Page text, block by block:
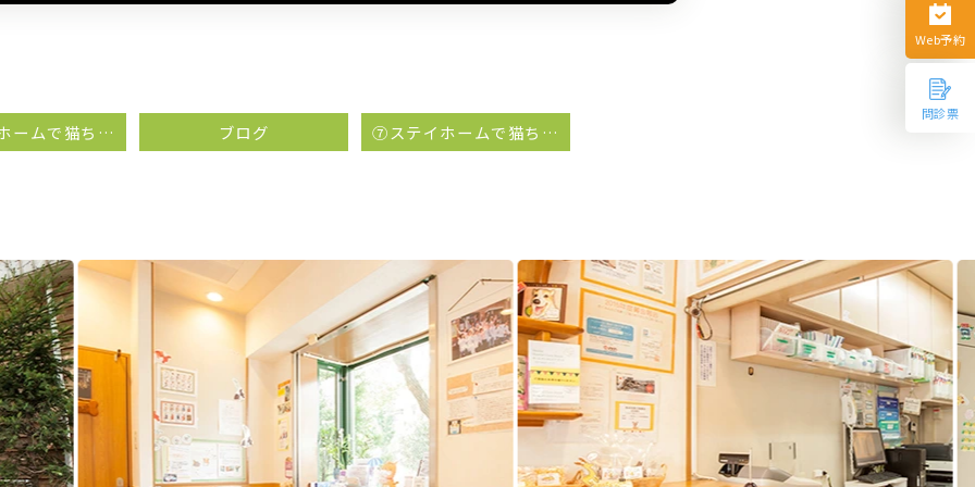
⑤ステイホームで猫ちゃんに教えてみましょう ブログ ⑦ステイホームで猫ちゃんに教えてみましょう
Web予約
問診票